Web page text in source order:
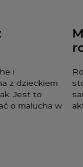
i
z dzieckiem
Jest to
o malucha w